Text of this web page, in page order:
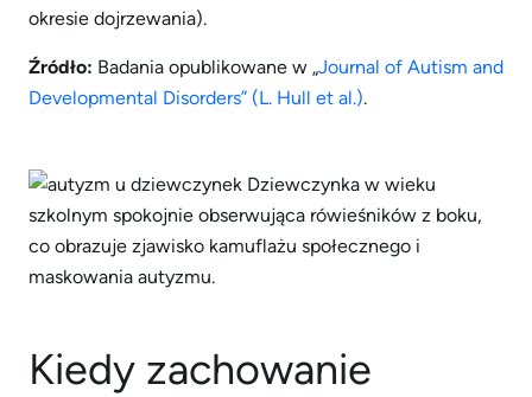
okresie dojrzewania).
Źródło: Badania opublikowane w „Journal of Autism and
Developmental Disorders” (L. Hull et al.).
Kiedy zachowanie